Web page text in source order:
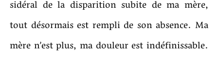
sidéral de la disparition subite de ma mère,
tout désormais est rempli de son absence. Ma
mère n’est plus, ma douleur est indéfinissable.